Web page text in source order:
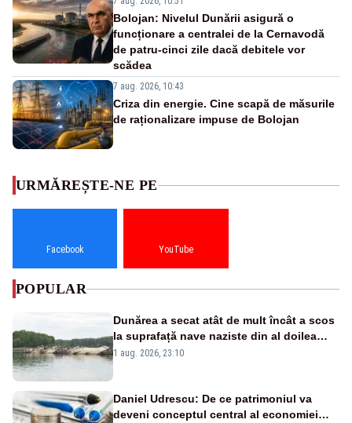
Bolojan: Nivelul Dunării asigură o
funcționare a centralei de la Cernavodă
de patru-cinci zile dacă debitele vor
scădea
7 aug. 2026, 10:43
Criza din energie. Cine scapă de măsurile
de raționalizare impuse de Bolojan
URMĂREȘTE-NE PE
Facebook YouTube
POPULAR
Dunărea a secat atât de mult încât a scos
la suprafață nave naziste din al doilea
război mondial
1 aug. 2026, 23:10
Daniel Udrescu: De ce patrimoniul va
deveni conceptul central al economiei